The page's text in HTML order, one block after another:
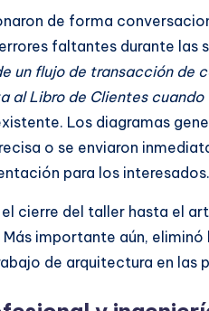
de forma
faltantes durante las
un flujo de transacción de
al Libro de Clientes
Los diagramas
o se enviaron
para los interesados.
cierre del taller hasta el
importante aún,
de arquitectura en las